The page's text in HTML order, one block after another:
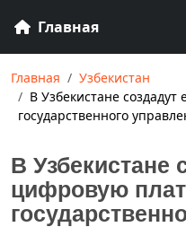
Главная
Главная
Узбекистан
В Узбекистане
государственного
В Узбекистане
цифровую